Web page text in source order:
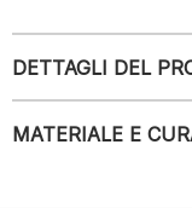
DETTAGLI DEL
MATERIALE E